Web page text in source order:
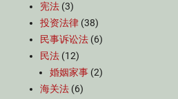
宪法 (3)
投资法律 (38)
民事诉讼法 (6)
民法 (12)
婚姻家事 (2)
海关法 (6)